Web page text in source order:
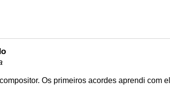
Os primeiros acordes aprendi com